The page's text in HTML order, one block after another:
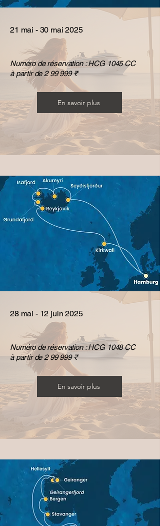
Numéro de réservation : HCG 1045 CC
à partir de 2 99 999 ₹
21 mai - 30 mai 2025
En savoir plus
Numéro de réservation : HCG 1048 CC
à partir de 2 99 999 ₹
28 mai - 12 juin 2025
En savoir plus